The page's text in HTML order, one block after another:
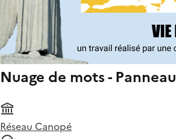
Nuage de mots - Panneau
Réseau Canopé